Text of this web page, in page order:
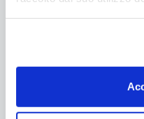
Cod.
Se acquisti
10/08 al 23/